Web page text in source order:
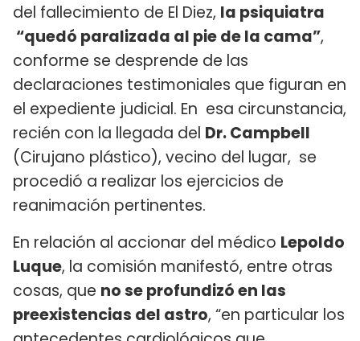
del fallecimiento de El Diez, la psiquiatra
“quedó paralizada al pie de la cama”,
conforme se desprende de las
declaraciones testimoniales que figuran en
el expediente judicial. En esa circunstancia,
recién con la llegada del Dr. Campbell
(Cirujano plástico), vecino del lugar, se
procedió a realizar los ejercicios de
reanimación pertinentes.
En relación al accionar del médico Lepoldo
Luque, la comisión manifestó, entre otras
cosas, que no se profundizó en las
preexistencias del astro, “en particular los